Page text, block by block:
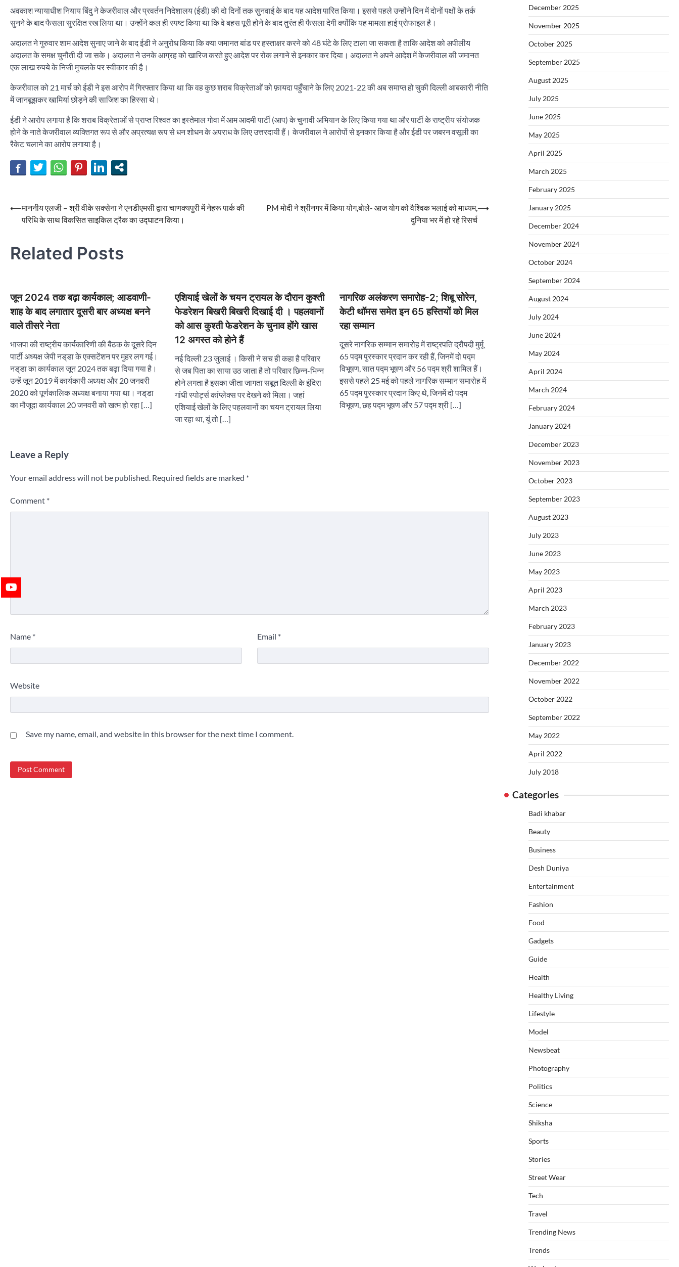
अवकाश न्यायाधीश नियाय बिंदु ने केजरीवाल और प्रवर्तन निदेशालय (ईडी) की दो दिनों तक सुनवाई के बाद यह आदेश पारित किया। इससे पहले उन्होंने दिन में दोनों पक्षों के तर्क
सुनने के बाद फैसला सुरक्षित रख लिया था। उन्होंने कल ही स्पष्ट किया था कि वे बहस पूरी होने के बाद तुरंत ही फैसला देगी क्योंकि यह मामला हाई प्रोफाइल है।
अदालत ने गुरुवार शाम आदेश सुनाए जाने के बाद ईडी ने अनुरोध किया कि क्या जमानत बांड पर हस्ताक्षर करने को 48 घंटे के लिए टाला जा सकता है ताकि आदेश को अपीलीय
अदालत के समक्ष चुनौती दी जा सके। अदालत ने उनके आग्रह को खारिज करते हुए आदेश पर रोक लगाने से इनकार कर दिया। अदालत ने अपने आदेश में केजरीवाल की जमानत
एक लाख रुपये के निजी मुचलके पर स्वीकार की है।
केजरीवाल को 21 मार्च को ईडी ने इस आरोप में गिरफ्तार किया था कि वह कुछ शराब विक्रेताओं को फ़ायदा पहुँचाने के लिए 2021-22 की अब समाप्त हो चुकी दिल्ली आबकारी नीति
में जानबूझकर खामियां छोड़ने की साजिश का हिस्सा थे।
ईडी ने आरोप लगाया है कि शराब विक्रेताओं से प्राप्त रिश्वत का इस्तेमाल गोवा में आम आदमी पार्टी (आप) के चुनावी अभियान के लिए किया गया था और पार्टी के राष्ट्रीय संयोजक
होने के नाते केजरीवाल व्यक्तिगत रूप से और अप्रत्यक्ष रूप से धन शोधन के अपराध के लिए उत्तरदायी हैं। केजरीवाल ने आरोपों से इनकार किया है और ईडी पर जबरन वसूली का
रैकेट चलाने का आरोप लगाया है।
Post
navigation
⟵माननीय एलजी – श्री वीके सक्सेना ने एनडीएमसी द्वारा चाणक्यपुरी में नेहरू पार्क की
परिधि के साथ विकसित साइकिल ट्रैक का उद्घाटन किया।
PM मोदी ने श्रीनगर में किया योग,बोले- आज योग को वैश्विक भलाई को माध्यम,
दुनिया भर में हो रहे रिसर्च
⟶
Related Posts
जून 2024 तक बढ़ा कार्यकाल; आडवाणी-
शाह के बाद लगातार दूसरी बार अध्यक्ष बनने
वाले तीसरे नेता
भाजपा की राष्ट्रीय कार्यकारिणी की बैठक के दूसरे दिन
पार्टी अध्यक्ष जेपी नड्‌डा के एक्सटेंशन पर मुहर लग गई।
नड्‌डा का कार्यकाल जून 2024 तक बढ़ा दिया गया है।
उन्हें जून 2019 में कार्यकारी अध्यक्ष और 20 जनवरी
2020 को पूर्णकालिक अध्यक्ष बनाया गया था। नड्‌डा
का मौजूदा कार्यकाल 20 जनवरी को खत्म हो रहा […]
एशियाई खेलों के चयन ट्रायल के दौरान कुश्ती
फेडरेशन बिखरी बिखरी दिखाई दी । पहलवानों
को आस कुश्ती फेडरेशन के चुनाव होंगे खास
12 अगस्त को होने हैं
नई दिल्ली 23 जुलाई । किसी ने सच ही कहा है परिवार
से जब पिता का साया उठ जाता है तो परिवार छिन्न-भिन्न
होने लगता है इसका जीता जागता सबूत दिल्ली के इंदिरा
गांधी स्पोर्ट्स कांप्लेक्स पर देखने को मिला। जहां
एशियाई खेलों के लिए पहलवानों का चयन ट्रायल लिया
जा रहा था, यूं तो […]
नागरिक अलंकरण समारोह-2; शिबू सोरेन,
केटी थॉमस समेत इन 65 हस्तियों को मिल
रहा सम्मान
दूसरे नागरिक सम्मान समारोह में राष्ट्रपति द्रौपदी मुर्मू
65 पद्म पुरस्कार प्रदान कर रही हैं, जिनमें दो पद्म
विभूषण, सात पद्म भूषण और 56 पद्म श्री शामिल हैं।
इससे पहले 25 मई को पहले नागरिक सम्मान समारोह में
65 पद्म पुरस्कार प्रदान किए थे, जिनमें दो पद्म
विभूषण, छह पद्म भूषण और 57 पद्म श्री […]
Leave a Reply
Your email address will not be published. Required fields are marked *
Comment *
Name * Email *
Website
Save my name, email, and website in this browser for the next time I comment.
December 2025
November 2025
October 2025
September 2025
August 2025
July 2025
June 2025
May 2025
April 2025
March 2025
February 2025
January 2025
December 2024
November 2024
October 2024
September 2024
August 2024
July 2024
June 2024
May 2024
April 2024
March 2024
February 2024
January 2024
December 2023
November 2023
October 2023
September 2023
August 2023
July 2023
June 2023
May 2023
April 2023
March 2023
February 2023
January 2023
December 2022
November 2022
October 2022
September 2022
May 2022
April 2022
July 2018
Categories
Badi khabar
Beauty
Business
Desh Duniya
Entertainment
Fashion
Food
Gadgets
Guide
Health
Healthy Living
Lifestyle
Model
Newsbeat
Photography
Politics
Science
Shiksha
Sports
Stories
Street Wear
Tech
Travel
Trending News
Trends